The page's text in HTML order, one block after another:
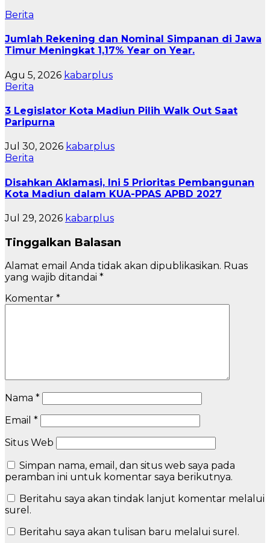
Berita
Jumlah Rekening dan Nominal Simpanan di Jawa
Timur Meningkat 1,17% Year on Year.
Agu 5, 2026 kabarplus
Berita
3 Legislator Kota Madiun Pilih Walk Out Saat
Paripurna
Jul 30, 2026 kabarplus
Berita
Disahkan Aklamasi, Ini 5 Prioritas Pembangunan
Kota Madiun dalam KUA-PPAS APBD 2027
Jul 29, 2026 kabarplus
Tinggalkan Balasan
Alamat email Anda tidak akan dipublikasikan. Ruas
yang wajib ditandai *
Komentar *
Nama *
Email *
Situs Web
Simpan nama, email, dan situs web saya pada
peramban ini untuk komentar saya berikutnya.
Beritahu saya akan tindak lanjut komentar melalui
surel.
Beritahu saya akan tulisan baru melalui surel.